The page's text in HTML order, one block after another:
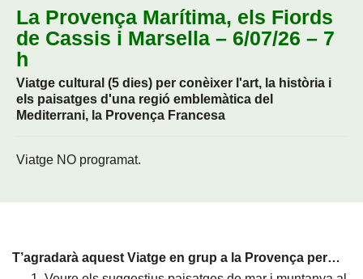
La Provença Marítima, els Fiords
de Cassis i Marsella – 6/07/26 – 7
h
Viatge cultural (5 dies) per conèixer l'art, la història i
els paisatges d'una regió emblemàtica del
Mediterrani, la Provença Francesa
Viatge NO programat.
T’agradarà aquest Viatge en grup a la Provença per…